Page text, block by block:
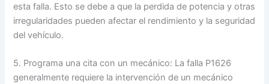
esta falla. Esto se debe a que la perdida de potencia y otras
irregularidades pueden afectar el rendimiento y la seguridad
del vehículo.
5. Programa una cita con un mecánico: La falla P1626
generalmente requiere la intervención de un mecánico